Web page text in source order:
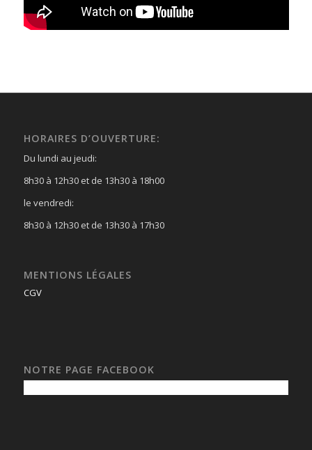
HORAIRES D’OUVERTURE:
Du lundi au jeudi:
8h30 à 12h30 et de 13h30 à 18h00
le vendredi:
8h30 à 12h30 et de 13h30 à 17h30
MENTIONS LÉGALES
CGV
NOTRE PAGE FACEBOOK